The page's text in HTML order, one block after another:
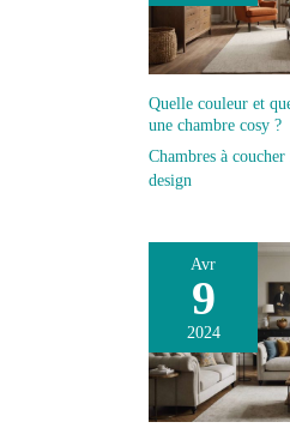
Quelle couleur et
une chambre cosy ?
Chambres à coucher
design
Avr
9
2024